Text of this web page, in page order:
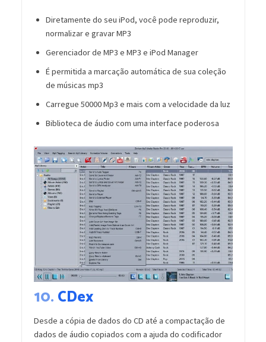
Diretamente do seu iPod, você pode reproduzir,
normalizar e gravar MP3
Gerenciador de MP3 e MP3 e iPod Manager
É permitida a marcação automática de sua coleção
de músicas mp3
Carregue 50000 Mp3 e mais com a velocidade da luz
Biblioteca de áudio com uma interface poderosa
10.CDex
Desde a cópia de dados do CD até a compactação de
dados de áudio copiados com a ajuda do codificador